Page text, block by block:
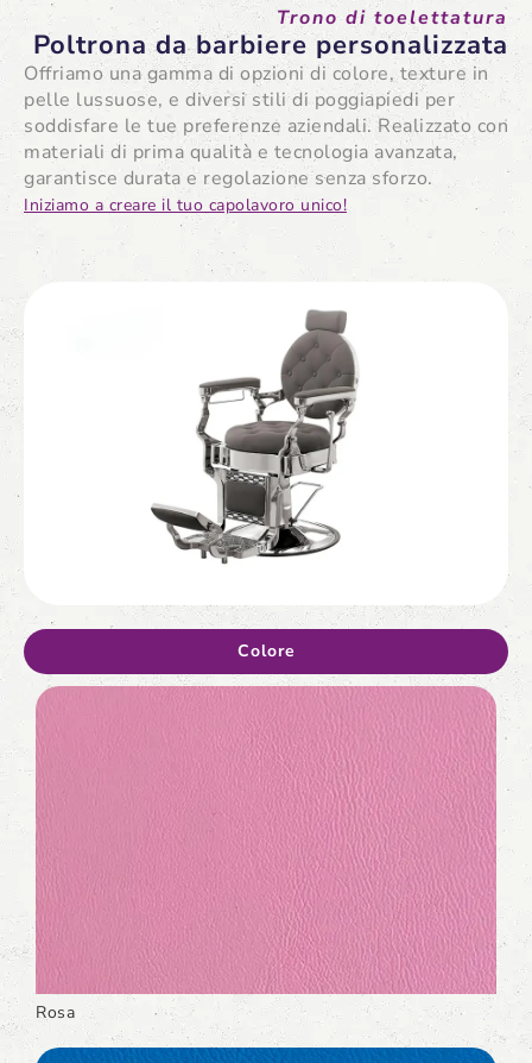
Trono di toelettatura
Poltrona da barbiere personalizzata
Offriamo una gamma di opzioni di colore, texture in
pelle lussuose, e diversi stili di poggiapiedi per
soddisfare le tue preferenze aziendali. Realizzato con
materiali di prima qualità e tecnologia avanzata,
garantisce durata e regolazione senza sforzo.
Iniziamo a creare il tuo capolavoro unico!
Colore
Rosa